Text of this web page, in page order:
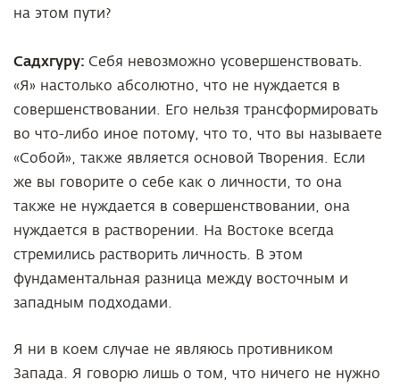
на этом пути?
Садхгуру: Себя невозможно усовершенствовать.
«Я» настолько абсолютно, что не нуждается в
совершенствовании. Его нельзя трансформировать
во что-либо иное потому, что то, что вы называете
«Собой», также является основой Творения. Если
же вы говорите о себе как о личности, то она
также не нуждается в совершенствовании, она
нуждается в растворении. На Востоке всегда
стремились растворить личность. В этом
фундаментальная разница между восточным и
западным подходами.
Я ни в коем случае не являюсь противником
Запада. Я говорю лишь о том, что ничего не нужно